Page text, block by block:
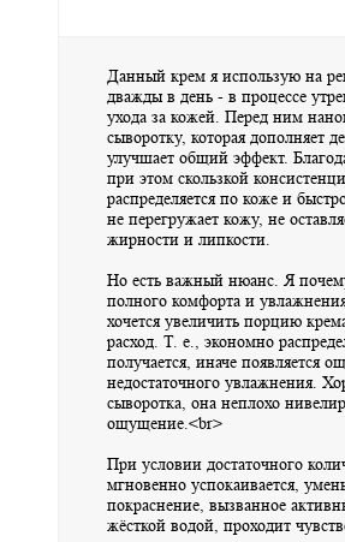
Данный крем я использую на
дважды в день - в процессе
ухода за кожей. Перед ним
сыворотку, которая дополняет
улучшает общий эффект.
при этом скользкой
распределяется по коже и
не перегружает кожу, не
жирности и липкости.
Но есть важный нюанс. Я
полного комфорта и
хочется увеличить порцию
расход. Т. е., экономно
получается, иначе появляется
недостаточного увлажнения.
сыворотка, она неплохо
ощущение.<br>
При условии достаточного
мгновенно успокаивается,
покраснение, вызванное
жёсткой водой, проходит